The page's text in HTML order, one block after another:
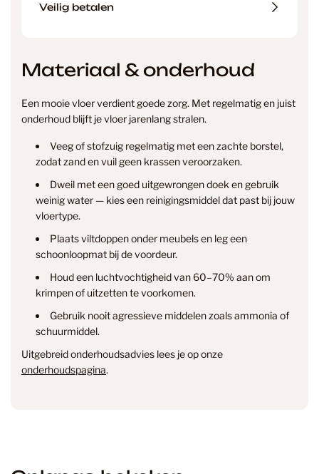
Veilig betalen
Materiaal & onderhoud
Een mooie vloer verdient goede zorg. Met regelmatig en juist
onderhoud blijft je vloer jarenlang stralen.
Veeg of stofzuig regelmatig met een zachte borstel,
zodat zand en vuil geen krassen veroorzaken.
Dweil met een goed uitgewrongen doek en gebruik
weinig water — kies een reinigingsmiddel dat past bij jouw
vloertype.
Plaats viltdoppen onder meubels en leg een
schoonloopmat bij de voordeur.
Houd een luchtvochtigheid van 60–70% aan om
krimpen of uitzetten te voorkomen.
Gebruik nooit agressieve middelen zoals ammonia of
schuurmiddel.
Uitgebreid onderhoudsadvies lees je op onze
onderhoudspagina.
info@smantvloeren.nl
Verzending & levertijd
Retourneren
& annuleren